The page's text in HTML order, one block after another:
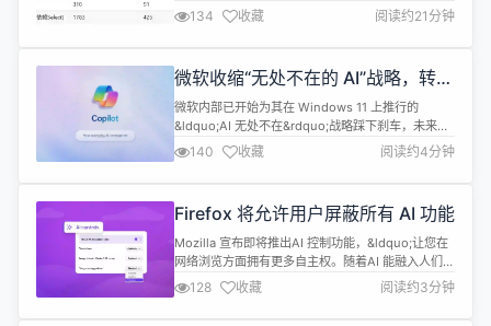
v3.28.0🎉, 这个版本带来了： 选择器组件家族全面
重构 - 统一架构，性能提升 主题动画全局配置- 一键
定制，随心所欲 65+Bug 及优化修复 - 稳定性大幅
https://github.com/...
134 收藏 阅读约21分钟
微软收缩“无处不在的 AI”战略，转而
聚焦核心功能
微软内部已开始为其在 Windows 11 上推行的
&ldquo;AI 无处不在&rdquo;战略踩下刹车，未来将
不再一味强化 Copilot、代理式任务（agentic
workloads）、Recall 等 AI 功能在系统各处的强行
植入，而是把资源重新聚焦在修复系统问题和打磨核
点，是...
140 收藏 阅读约4分钟
Firefox 将允许用户屏蔽所有 AI 功能
Mozilla 宣布即将推出AI 控制功能，&ldquo;让您在
网络浏览方面拥有更多自主权。随着AI 能融入人们的
浏览体验，我们认为选择权比以往任何时候都更为重
要。无论您对AI 持何种态度，赋予用户掌控权始终是
我们的核心诉求。&rdquo; 从 2 月 24 日发布的
128 收藏 阅读约3分钟